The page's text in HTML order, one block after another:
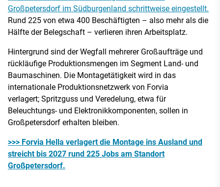
Großpetersdorf im Südburgenland schrittweise eingestellt.
Rund 225 von etwa 400 Beschäftigten – also mehr als die
Hälfte der Belegschaft – verlieren ihren Arbeitsplatz.
Hintergrund sind der Wegfall mehrerer Großaufträge und
rückläufige Produktionsmengen im Segment Land- und
Baumaschinen. Die Montagetätigkeit wird in das
internationale Produktionsnetzwerk von Forvia
verlagert; Spritzguss und Veredelung, etwa für
Beleuchtungs- und Elektronikkomponenten, sollen in
Großpetersdorf erhalten bleiben.
>>> Forvia Hella verlagert die Montage ins Ausland und
streicht bis 2027 rund 225 Jobs am Standort
Großpetersdorf.